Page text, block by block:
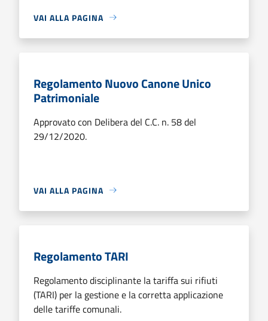
VAI ALLA PAGINA
Regolamento Nuovo Canone Unico
Patrimoniale
Approvato con Delibera del C.C. n. 58 del
29/12/2020.
VAI ALLA PAGINA
Regolamento TARI
Regolamento disciplinante la tariffa sui rifiuti
(TARI) per la gestione e la corretta applicazione
delle tariffe comunali.